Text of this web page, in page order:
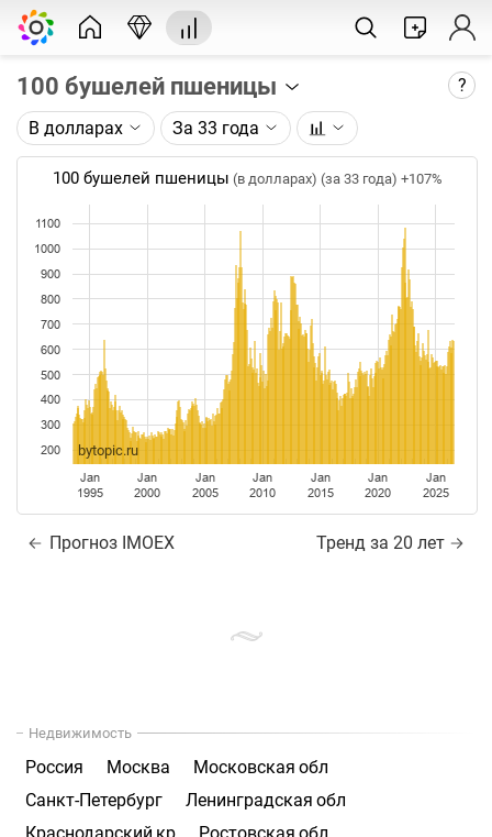
100 бушелей пшеницы ?
Описание графика:
Цена фьючерса на пшеницу, торгуемого на CME.
Каждая точка на графике - цена закрытия дня,
недели или месяца. Оптимальный таймфрейм
(день, неделя, месяц) подбирается автоматически
при изменении глубины графика.
Данные добавляются ежедневно.
В долларах За 33 года
100 бушелей пшеницы (в долларах) (за 33 года) +107%
Jan
1995
Jan
2000
Jan
2005
Jan
2010
Jan
2015
Jan
2020
Jan
2025
200
300
400
500
600
700
800
900
1000
1100
bytopic.ru
Прогноз IMOEX Тренд за 20 лет
Недвижимость
Россия Москва
Московская обл
Санкт-Петербург
Ленинградская обл